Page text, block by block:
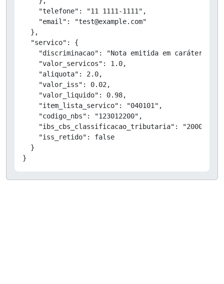
    "telefone": "11 1111-1111",
    "email": "test@example.com"
  },
  "servico": {
"discriminacao": "Nota emitida em caráter de
    "valor_servicos": 1.0,
    "aliquota": 2.0,
    "valor_iss": 0.02,
    "valor_liquido": 0.98,
    "item_lista_servico": "040101",
    "codigo_nbs": "123012200",
    "ibs_cbs_classificacao_tributaria": "200029",
    "iss_retido": false
  }
}